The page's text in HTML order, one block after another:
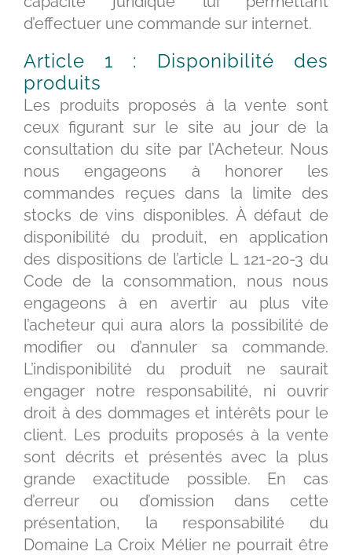
d’effectuer une commande sur internet.
Article 1 : Disponibilité des
produits
Les produits proposés à la vente sont
ceux figurant sur le site au jour de la
consultation du site par l’Acheteur. Nous
nous engageons à honorer les
commandes reçues dans la limite des
stocks de vins disponibles. À défaut de
disponibilité du produit, en application
des dispositions de l’article L 121-20-3 du
Code de la consommation, nous nous
engageons à en avertir au plus vite
l’acheteur qui aura alors la possibilité de
modifier ou d’annuler sa commande.
L’indisponibilité du produit ne saurait
engager notre responsabilité, ni ouvrir
droit à des dommages et intérêts pour le
client. Les produits proposés à la vente
sont décrits et présentés avec la plus
grande exactitude possible. En cas
d’erreur ou d’omission dans cette
présentation, la responsabilité du
Domaine La Croix Mélier ne pourrait être